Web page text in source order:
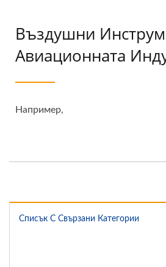
Въздушни
Авиационната
Например,
Списък С Свързани Категории